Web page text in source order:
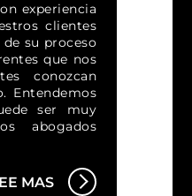
experiencia
clientes
su proceso
que nos
conozcan
Entendemos
ser muy
abogados
MAS